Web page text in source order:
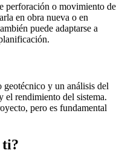
perforación o movimiento de
en obra nueva o en
puede adaptarse a
y un análisis del
el rendimiento del sistema.
pero es fundamental
ti?